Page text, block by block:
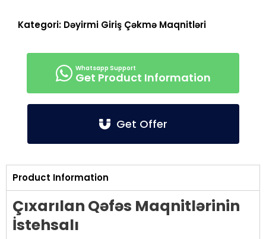
Kategori: Dəyirmi Giriş Çəkmə Maqnitləri
Get Product Information
Get Offer
Product Information
Çıxarılan Qəfəs Maqnitlərinin
İstehsalı